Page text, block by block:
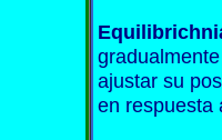
ajustar su
en respuesta